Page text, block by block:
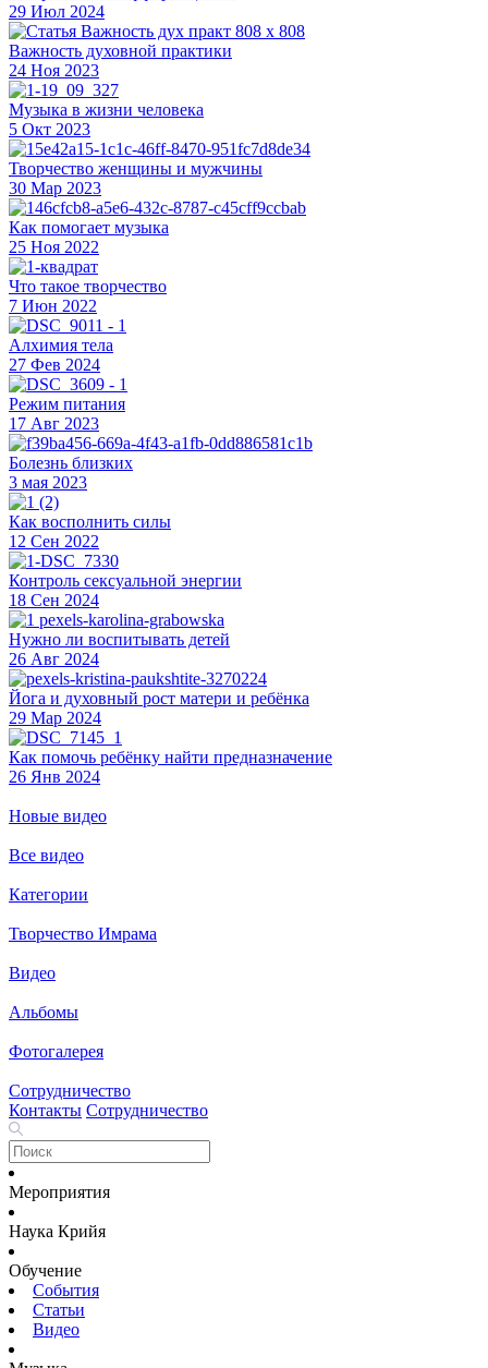
29 Июл 2024
Важность духовной практики
24 Ноя 2023
Музыка в жизни человека
5 Окт 2023
Творчество женщины и мужчины
30 Мар 2023
Как помогает музыка
25 Ноя 2022
Что такое творчество
7 Июн 2022
Алхимия тела
27 Фев 2024
Режим питания
17 Авг 2023
Болезнь близких
3 мая 2023
Как восполнить силы
12 Сен 2022
Контроль сексуальной энергии
18 Сен 2024
Нужно ли воспитывать детей
26 Авг 2024
Йога и духовный рост матери и ребёнка
29 Мар 2024
Как помочь ребёнку найти предназначение
26 Янв 2024
Новые видео
Все видео
Категории
Творчество Имрама
Видео
Альбомы
Фотогалерея
Сотрудничество
Контакты Сотрудничество
Мероприятия
Наука Крийя
Обучение
События
Статьи
Видео